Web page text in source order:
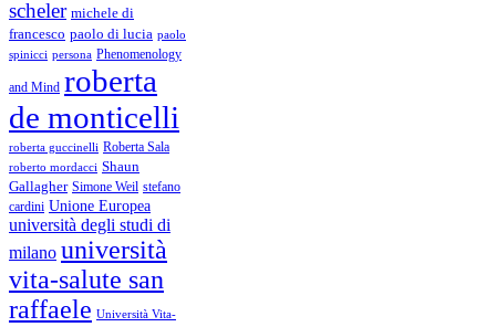
scheler michele di
francesco paolo di lucia paolo
spinicci persona Phenomenology
and Mind roberta
de monticelli
roberta guccinelli Roberta Sala
roberto mordacci Shaun
Gallagher Simone Weil stefano
cardini Unione Europea
università degli studi di
milano università
vita-salute san
raffaele Università Vita-